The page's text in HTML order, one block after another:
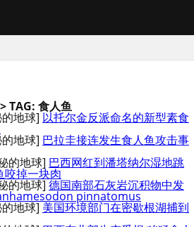
TAG: 食人鱼
地球] 以托尔金反派命名的新型素食
地球] 巴拉圭接连发生食人鱼攻击事
的地球] 巴西网红到潘塔纳尔湿地跳
咬掉一块肉
的地球] 德国南部石灰岩沉积物中发
pinnatomus
地球] 美国环境部门在密歇根湖捕到